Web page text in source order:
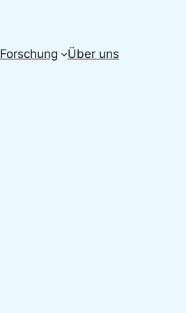
Forschung Über uns